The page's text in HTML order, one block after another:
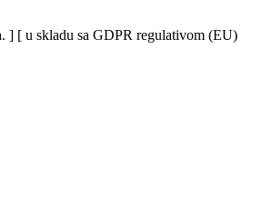
] [ u skladu sa GDPR regulativom (EU)